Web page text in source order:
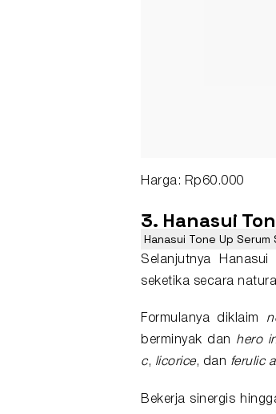
Harga: Rp60.000
3. Hanasui
Hanasui Tone Up
Selanjutnya
seketika secara
Formulanya diklaim
berminyak dan hero
c, licorice, dan ferulic
Bekerja sinergis